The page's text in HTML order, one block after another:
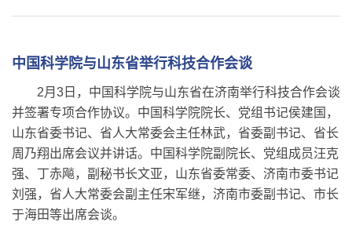
中国科学院与山东省举行科技合作会谈
2月3日，中国科学院与山东省在济南举行科技合作会谈
并签署专项合作协议。中国科学院院长、党组书记侯建国，
山东省委书记、省人大常委会主任林武，省委副书记、省长
周乃翔出席会议并讲话。中国科学院副院长、党组成员汪克
强、丁赤飚，副秘书长文亚，山东省委常委、济南市委书记
刘强，省人大常委会副主任宋军继，济南市委副书记、市长
于海田等出席会谈。